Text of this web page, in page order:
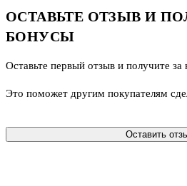
ОСТАВЬТЕ ОТЗЫВ И
БОНУСЫ
Оставьте первый отзыв и получите за
Это поможет другим покупателям
Оставить